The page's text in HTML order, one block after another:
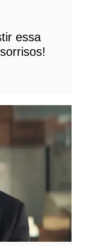
essa